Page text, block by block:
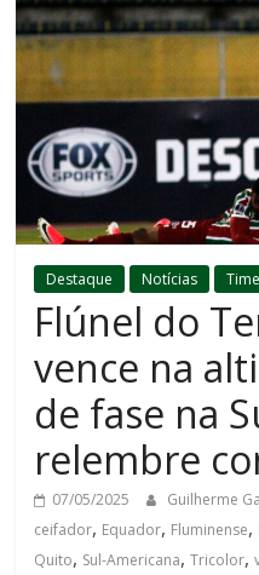
Destaque Notícias
Flúnel do
vence na
de fase na
relembre
07/05/2025 Guilherme
ceifador, Equador, Fluminense,
Quito, Sul-Americana,Tricolor,